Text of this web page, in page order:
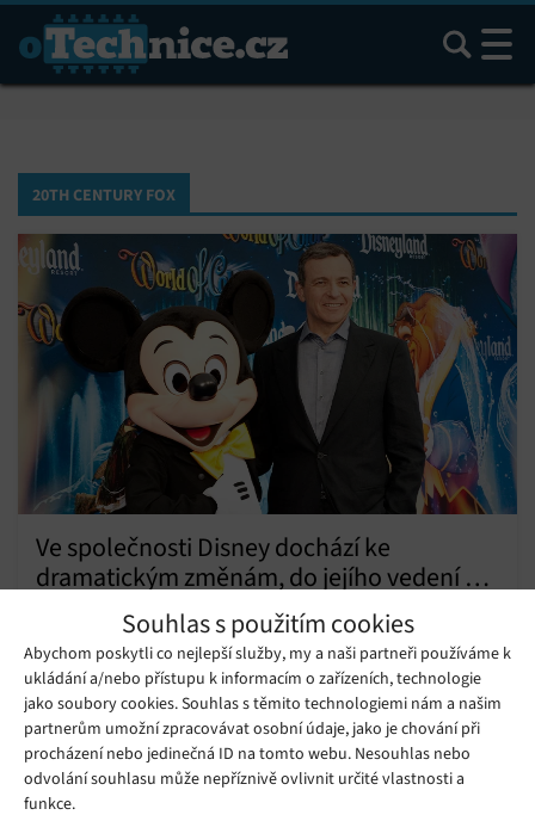
Souhlas s použitím cookies
Abychom poskytli co nejlepší služby, my a naši partneři používáme k
ukládání a/nebo přístupu k informacím o zařízeních, technologie
jako soubory cookies. Souhlas s těmito technologiemi nám a našim
partnerům umožní zpracovávat osobní údaje, jako je chování při
procházení nebo jedinečná ID na tomto webu. Nesouhlas nebo
odvolání souhlasu může nepříznivě ovlivnit určité vlastnosti a
funkce.
Hledat
20TH CENTURY FOX
Ve společnosti Disney dochází ke
dramatickým změnám, do jejího vedení se
vrací Bob Iger
Ve vedení společnosti Disney se dějí velmi překvapivé změny:
Bob Iger se vrací na pozici generálního ředitele společnosti
Disney a současný generální ředitel Bob Chapek odstupuje,
oznámila společnost v tiskové zprávě.
20th Century Fox využívá AI k analýze
filmových trailerů
Pondělí 05. 11. 2018 Redakce